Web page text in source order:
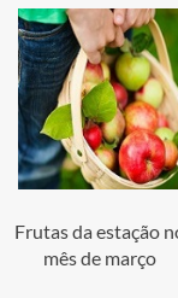
Frutas da estação
mês de março